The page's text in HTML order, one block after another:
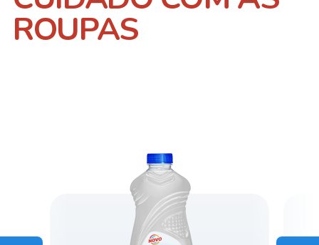
ROUPAS